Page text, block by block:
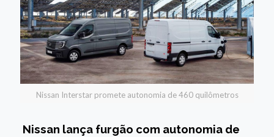
Nissan Interstar promete autonomia de 460 quilômetros
Nissan lança furgão com autonomia de